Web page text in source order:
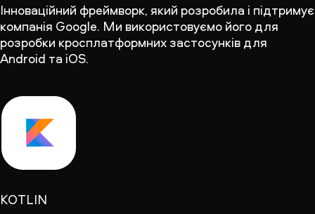
Інноваційний фреймворк, який розробила і підтримує
компанія Google. Ми використовуємо його для
розробки кросплатформних застосунків для
Android та iOS.
KOTLIN